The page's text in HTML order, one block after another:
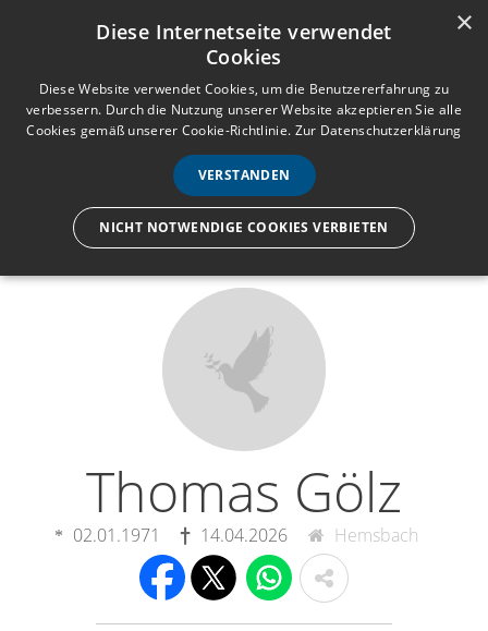
Anmelden Registrieren
e
n
ü
Wir lassen nur die Hand los,
Thomas Gölz
02.01.1971 14.04.2026 Hemsbach
×
Diese Internetseite verwendet
Cookies
Diese Website verwendet Cookies, um die Benutzererfahrung zu
verbessern. Durch die Nutzung unserer Website akzeptieren Sie alle
Cookies gemäß unserer Cookie-Richtlinie. Zur Datenschutzerklärung
VERSTANDEN
NICHT NOTWENDIGE COOKIES VERBIETEN